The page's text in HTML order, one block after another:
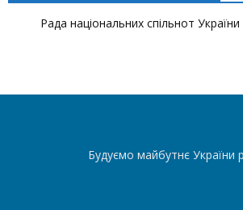
Рада національних спільнот України
Будуємо майбутнє України